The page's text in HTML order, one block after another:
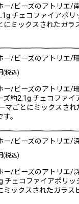
ー/ビーズのアトリエ/
チェコファイアポ
にミックスされたガラ
ー/ビーズのアトリエ/
(税込)
ー/ビーズのアトリエ/
ズ約2.1g チェコファ
マごとにミックスさ
。
ー/ビーズのアトリエ/
(税込)
ー/ビーズのアトリエ/
チェコファイアポリ
ミックスされたガラス